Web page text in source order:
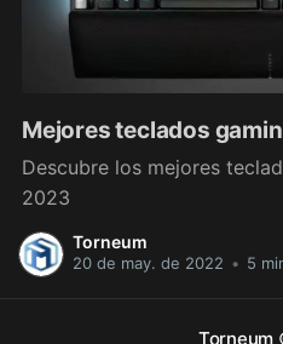
Mejores teclados
Descubre los mejores
2023
Torneum
20 de may. de 2022 • 5
Torneum